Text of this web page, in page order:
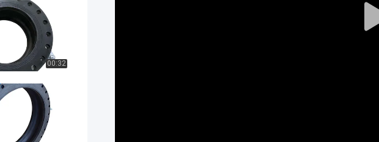
Play
00:32